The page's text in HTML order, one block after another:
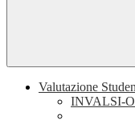
Valutazione
INVALSI-